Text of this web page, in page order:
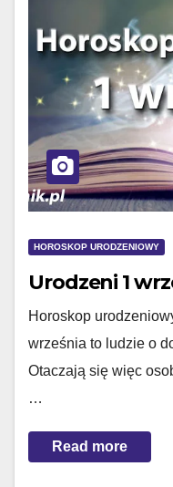
HOROSKOP URODZENIOWY
Urodzeni 1
Horoskop
września to ludzie o
Otaczają się więc
…
Read more